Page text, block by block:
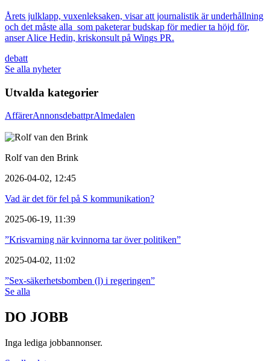
Årets julklapp, vuxenleksaken, visar att journalistik är underhållning
och det måste alla som paketerar budskap för medier ta höjd för,
anser Alice Hedin, kriskonsult på Wings PR.
debatt
Se alla nyheter
Utvalda kategorier
AffärerAnnonsdebattprAlmedalen
Rolf van den Brink
2026-04-02, 12:45
Vad är det för fel på S kommunikation?
2025-06-19, 11:39
”Krisvarning när kvinnorna tar över politiken”
2025-04-02, 11:02
”Sex-säkerhetsbomben (l) i regeringen”
Se alla
DO JOBB
Inga lediga jobbannonser.